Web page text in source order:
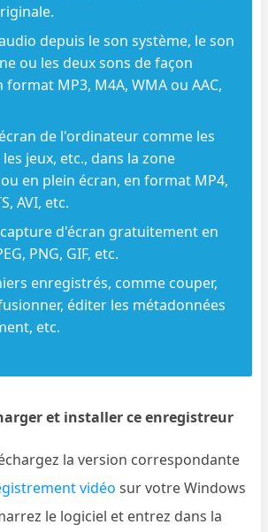
depuis le son système, le son
ou les deux sons de façon
MP3, M4A, WMA ou AAC,
de l'ordinateur comme les
jeux, etc., dans la zone
en plein écran, en format MP4,
AVI, etc.
d'écran gratuitement en
PNG, GIF, etc.
enregistrés, comme couper,
éditer les métadonnées
etc.
et installer ce enregistreur
la version correspondante
vidéo sur votre Windows
le logiciel et entrez dans la